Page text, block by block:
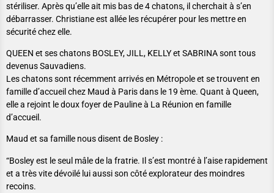
stériliser. Après qu’elle ait mis bas de 4 chatons, il cherchait à s’en
débarrasser. Christiane est allée les récupérer pour les mettre en
sécurité chez elle.
QUEEN et ses chatons BOSLEY, JILL, KELLY et SABRINA sont tous
devenus Sauvadiens.
Les chatons sont récemment arrivés en Métropole et se trouvent en
famille d’accueil chez Maud à Paris dans le 19 ème. Quant à Queen,
elle a rejoint le doux foyer de Pauline à La Réunion en famille
d’accueil.
Maud et sa famille nous disent de Bosley :
“Bosley est le seul mâle de la fratrie. Il s’est montré à l’aise rapidement
et a très vite dévoilé lui aussi son côté explorateur des moindres
recoins.